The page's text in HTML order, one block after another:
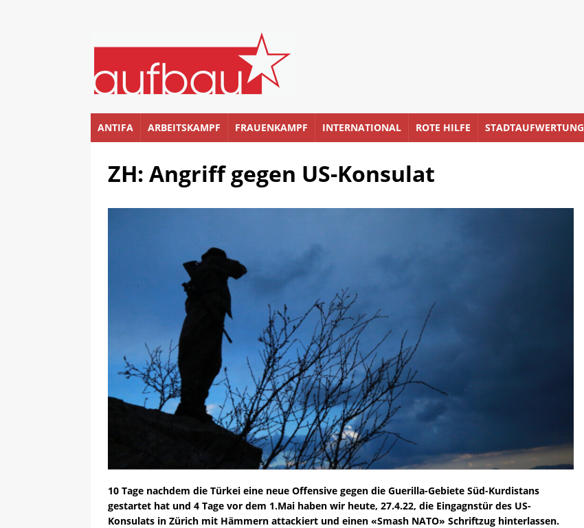
ANTIFA ARBEITSKAMPF FRAUENKAMPF INTERNATIONAL ROTE HILFE STADTAUFWERTUNG
ZH: Angriff gegen US-Konsulat
10 Tage nachdem die Türkei eine neue Offensive gegen die Guerilla-Gebiete Süd-Kurdistans
gestartet hat und 4 Tage vor dem 1.Mai haben wir heute, 27.4.22, die Eingagnstür des US-
Konsulats in Zürich mit Hämmern attackiert und einen «Smash NATO» Schriftzug hinterlassen.